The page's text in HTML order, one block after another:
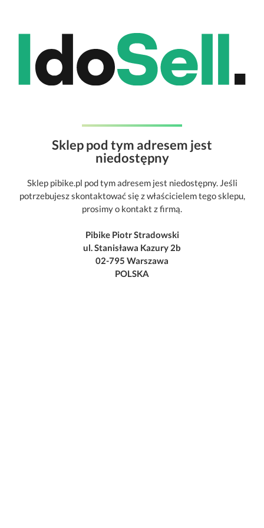
Sklep pod tym adresem jest
niedostępny
Sklep pibike.pl pod tym adresem jest niedostępny. Jeśli
potrzebujesz skontaktować się z właścicielem tego sklepu,
prosimy o kontakt z firmą.
Pibike Piotr Stradowski
ul. Stanisława Kazury 2b
02-795 Warszawa
POLSKA